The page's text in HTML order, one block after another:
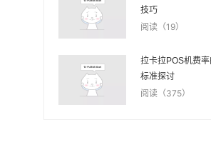
技巧
阅读（19）
拉卡拉POS机费
标准探讨
阅读（375）